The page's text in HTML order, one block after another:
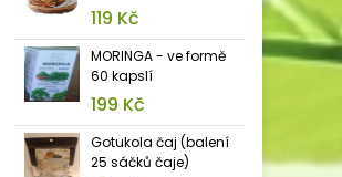
119 Kč
MORINGA - ve formě
60 kapslí
199 Kč
Gotukola čaj (balení
25 sáčků čaje)